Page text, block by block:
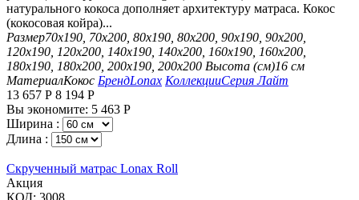
натурального кокоса дополняет архитектуру матраса. Кокос
(кокосовая койра)...
Размер70х190, 70х200, 80х190, 80х200, 90х190, 90х200,
120х190, 120х200, 140х190, 140х200, 160х190, 160х200,
180х190, 180х200, 200х190, 200х200 Высота (см)16 см
МатериалКокос БрендLonax КоллекцииСерия Лайт
13 657 Р 8 194 Р
Вы экономите: 5 463 Р
Ширина :
Длина :
Скрученный матрас Lonax Roll
Aкция
КОД: 3008